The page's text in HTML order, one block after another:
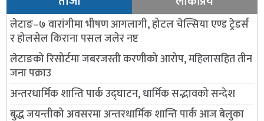
लेटाङ–७ वारांगीमा भीषण आगलागी, होटल चेल्सिया एण्ड ट्रेडर्स
र होलसेल किराना पसल जलेर नष्ट
लेटाङको रिसोर्टमा जबरजस्ती करणीको आरोप, महिलासहित तीन
जना पक्राउ
अन्तरधार्मिक शान्ति पार्क उद्घाटन, धार्मिक सद्भावको सन्देश
बुद्ध जयन्तीको अवसरमा अन्तरधार्मिक शान्ति पार्क आज बेलुका